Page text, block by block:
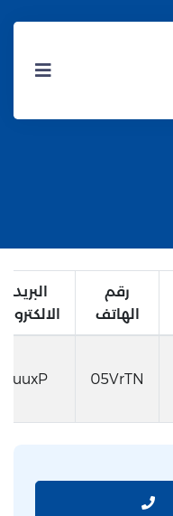
رقم
الهاتف
البريد
الالكتروني
05VrTN
uuxP